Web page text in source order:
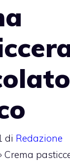
di Redazione
Crema